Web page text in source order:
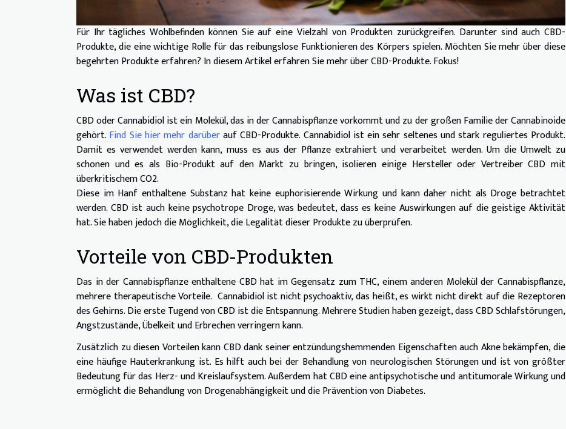
Für Ihr tägliches Wohlbefinden können Sie auf eine Vielzahl von Produkten zurückgreifen. Darunter sind auch CBD-
Produkte, die eine wichtige Rolle für das reibungslose Funktionieren des Körpers spielen. Möchten Sie mehr über diese
begehrten Produkte erfahren? In diesem Artikel erfahren Sie mehr über CBD-Produkte. Fokus!
Was ist CBD?
CBD oder Cannabidiol ist ein Molekül, das in der Cannabispflanze vorkommt und zu der großen Familie der Cannabinoide
gehört. Find Sie hier mehr darüberauf CBD-Produkte. Cannabidiol ist ein sehr seltenes und stark reguliertes Produkt.
Damit es verwendet werden kann, muss es aus der Pflanze extrahiert und verarbeitet werden. Um die Umwelt zu
schonen und es als Bio-Produkt auf den Markt zu bringen, isolieren einige Hersteller oder Vertreiber CBD mit
überkritischem CO2.
Diese im Hanf enthaltene Substanz hat keine euphorisierende Wirkung und kann daher nicht als Droge betrachtet
werden. CBD ist auch keine psychotrope Droge, was bedeutet, dass es keine Auswirkungen auf die geistige Aktivität
hat. Sie haben jedoch die Möglichkeit, die Legalität dieser Produkte zu überprüfen.
Vorteile von CBD-Produkten
Das in der Cannabispflanze enthaltene CBD hat im Gegensatz zum THC, einem anderen Molekül der Cannabispflanze,
mehrere therapeutische Vorteile. Cannabidiol ist nicht psychoaktiv, das heißt, es wirkt nicht direkt auf die Rezeptoren
des Gehirns. Die erste Tugend von CBD ist die Entspannung. Mehrere Studien haben gezeigt, dass CBD Schlafstörungen,
Angstzustände, Übelkeit und Erbrechen verringern kann.
Zusätzlich zu diesen Vorteilen kann CBD dank seiner entzündungshemmenden Eigenschaften auch Akne bekämpfen, die
eine häufige Hauterkrankung ist. Es hilft auch bei der Behandlung von neurologischen Störungen und ist von größter
Bedeutung für das Herz- und Kreislaufsystem. Außerdem hat CBD eine antipsychotische und antitumorale Wirkung und
ermöglicht die Behandlung von Drogenabhängigkeit und die Prävention von Diabetes.